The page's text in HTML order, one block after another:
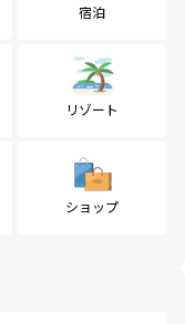
宿泊
リゾート
ショップ